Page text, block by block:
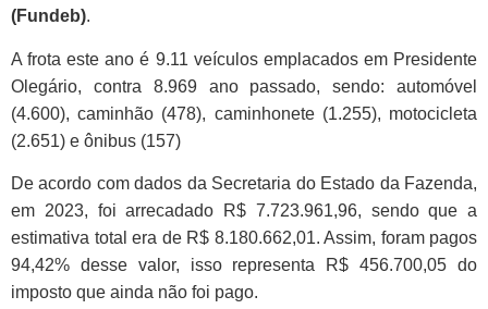
(Fundeb).
A frota este ano é 9.11 veículos emplacados em Presidente
Olegário, contra 8.969 ano passado, sendo: automóvel
(4.600), caminhão (478), caminhonete (1.255), motocicleta
(2.651) e ônibus (157)
De acordo com dados da Secretaria do Estado da Fazenda,
em 2023, foi arrecadado R$ 7.723.961,96, sendo que a
estimativa total era de R$ 8.180.662,01. Assim, foram pagos
94,42% desse valor, isso representa R$ 456.700,05 do
imposto que ainda não foi pago.